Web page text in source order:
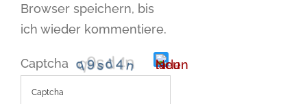
Browser speichern, bis
ich wieder kommentiere.
Captcha